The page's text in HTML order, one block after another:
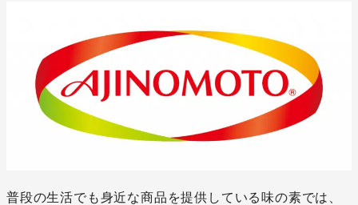
普段の生活でも身近な商品を提供している味の素では、